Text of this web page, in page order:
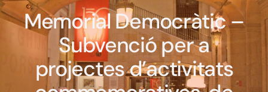
Memorial Democràtic –
Subvenció per a
projectes d’activitats